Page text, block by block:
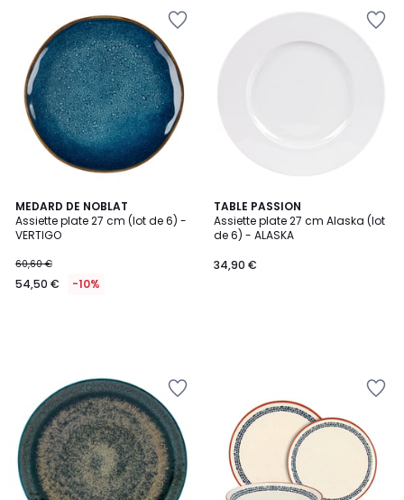
MEDARD DE NOBLAT
Assiette plate 27 cm (lot de 6) -
VERTIGO
60,60 €
54,50 € -10%
TABLE PASSION
Assiette plate 27 cm Alaska (lot
de 6) - ALASKA
34,90 €